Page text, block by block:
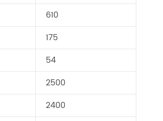
610
175
54
2500
2400